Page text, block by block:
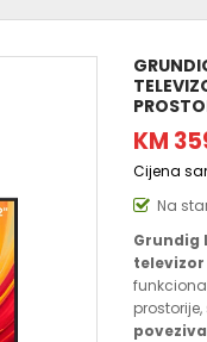
KM
Cijena
Na
Grundig
televizor